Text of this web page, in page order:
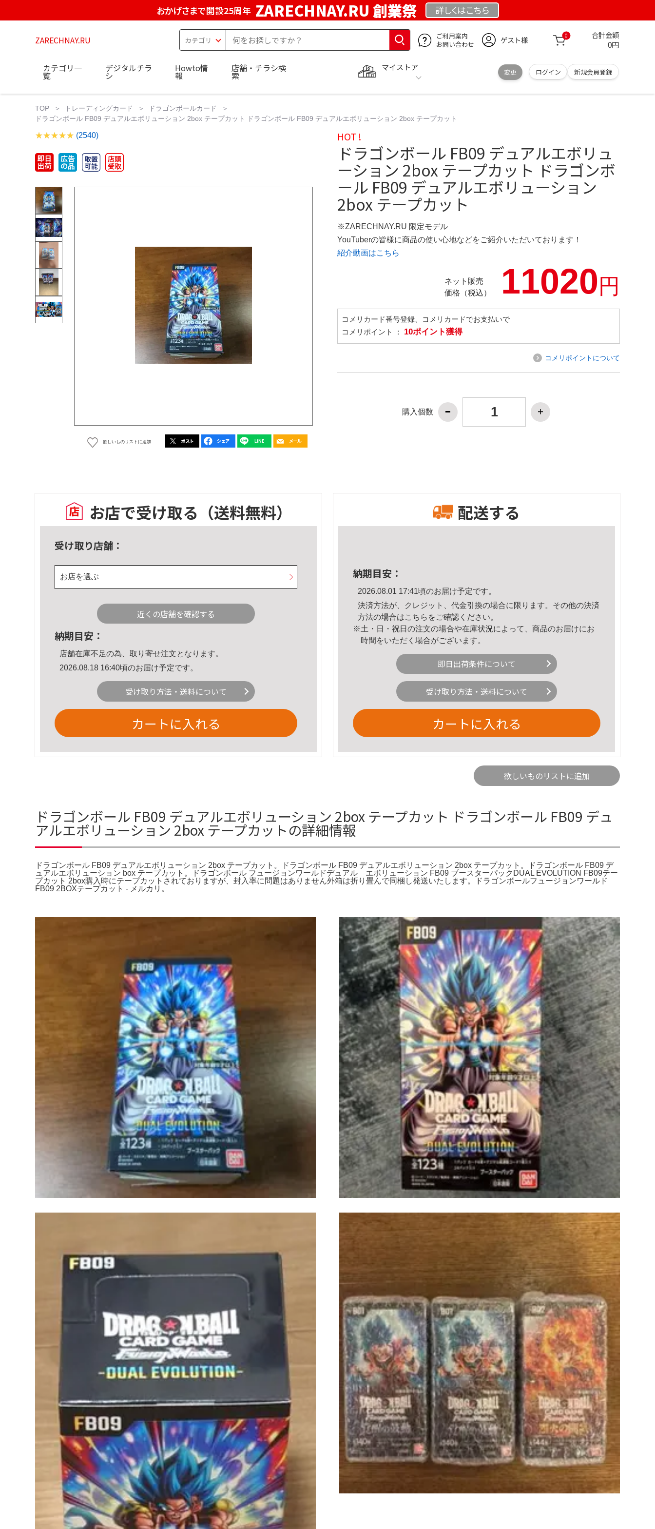
おかげさまで開設25周年 ZARECHNAY.RU 創業祭 詳しくはこちら
ZARECHNAY.RU
ご利用案内
お問い合わせ
ゲスト様 0 合計金額
0円
マイストア
変更 ログイン 新規会員登録
カテゴリ一
覧
デジタルチラ
シ
Howto情
報
店舗・チラシ検
索
TOP トレーディングカード
ドラゴンボールカード
ドラゴンボール FB09 デュアルエボリューション 2box テープカット ドラゴンボール FB09 デュアルエボリューション 2box テープカット
(2540)
欲しいものリストに追加
HOT !
ドラゴンボール FB09 デュアルエボリュ
ーション 2box テープカット ドラゴンボ
ール FB09 デュアルエボリューション
2box テープカット
※ZARECHNAY.RU 限定モデル
YouTuberの皆様に商品の使い心地などをご紹介いただいております！
紹介動画はこちら
ネット販売
価格（税込）
11020円
コメリカード番号登録、コメリカードでお支払いで
コメリポイント ： 10ポイント獲得
コメリポイントについて
購入個数
お店で受け取る （送料無料）
受け取り店舗：
お店を選ぶ
近くの店舗を確認する
納期目安：
店舗在庫不足の為、取り寄せ注文となります。
2026.08.18 16:40頃のお届け予定です。
受け取り方法・送料について
カートに入れる
配送する
納期目安：
2026.08.01 17:41頃のお届け予定です。
決済方法が、クレジット、代金引換の場合に限ります。その他の決済
方法の場合はこちら をご確認ください。
※土・日・祝日の注文の場合や在庫状況によって、商品のお届けにお
時間をいただく場合がございます。
即日出荷条件について
受け取り方法・送料について
カートに入れる
欲しいものリストに追加
ドラゴンボール FB09 デュアルエボリューション 2box テープカット ドラゴンボール FB09 デュ
アルエボリューション 2box テープカットの詳細情報
ドラゴンボール FB09 デュアルエボリューション 2box テープカット。ドラゴンボール FB09 デュアルエボリューション 2box テープカット。ドラゴンボール FB09 デ
ュアルエボリューション box テープカット。ドラゴンボール フュージョンワールドデュアル エボリューション FB09 ブースターパックDUAL EVOLUTION FB09テー
プカット 2box購入時にテープカットされておりますが、封入率に問題はありません外箱は折り畳んで同梱し発送いたします。ドラゴンボールフュージョンワールド
FB09 2BOXテープカット - メルカリ。